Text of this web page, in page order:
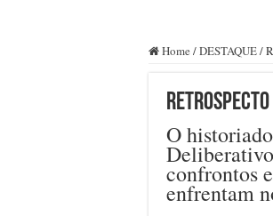
Home /DESTAQUE/
Retrospecto
O
confrontos
enfrentam